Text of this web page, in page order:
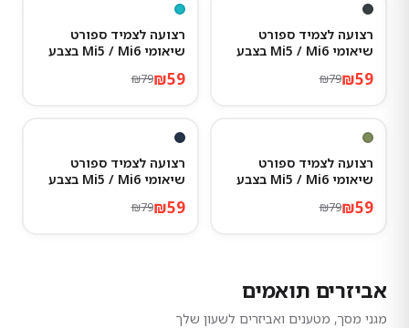
-
%
רצועה לצמיד ספורט
שיאומי Mi5 / Mi6 בצבע
₪59
₪79
-
%
רצועה לצמיד ספורט
שיאומי Mi5 / Mi6 בצבע
₪59
₪79
-
%
רצועה לצמיד ספורט
שיאומי Mi5 / Mi6 בצבע
₪59
₪79
-
%
רצועה לצמיד ספורט
שיאומי Mi5 / Mi6 בצבע
₪59
₪79
אביזרים תואמים
מגני מסך, מטענים ואביזרים לשעון שלך